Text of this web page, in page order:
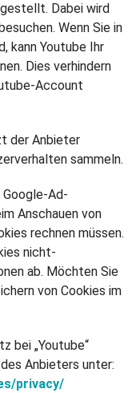
Dabei wird
Wenn Sie in
kann Youtube Ihr
Dies verhindern
Account
der Anbieter
sammeln.
Ad-
Anschauen von
rechnen müssen.
nicht-
ab. Möchten Sie
von Cookies im
bei „Youtube“
Anbieters unter:
privacy/